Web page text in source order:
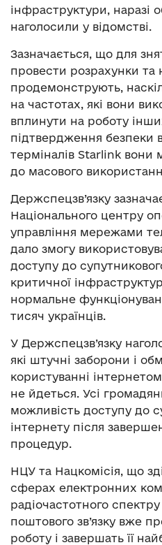
інфраструктури, наразі
наголосили у відомстві.
Зазначається, що для
провести розрахунки та
продемонструють,
на частотах, які вони
вплинути на роботу
підтвердження безпеки
терміналів Starlink вони
до масового
Держспецзв’язку
Національного центру
управління мережами
дало змогу
доступу до
критичної
нормальне
тисяч українців.
У Держспецзв’язку
які штучні заборони і
користуванні
не йдеться. Усі
можливість доступу до
інтернету після
процедур.
НЦУ та Нацкомісія, що
сферах електронних
радіочастотного
поштового зв’язку вже
роботу і завершать її